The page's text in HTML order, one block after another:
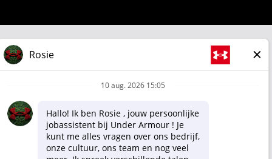
Gebruiksvoorwaarden
Cookiebeleid